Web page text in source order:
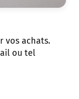
vos achats.
ou tel